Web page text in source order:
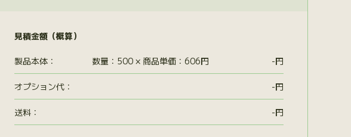
見積金額（概算）
製品本体： 数量：500 × 商品単価：606円 -円
オプション代 ： -円
送料： -円